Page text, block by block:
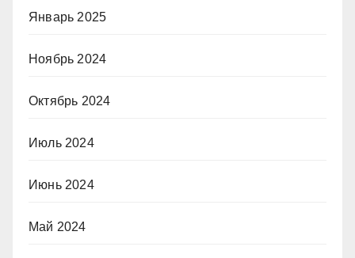
Январь 2025
Ноябрь 2024
Октябрь 2024
Июль 2024
Июнь 2024
Май 2024